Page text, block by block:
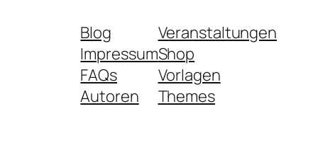
Blog
Impressum
FAQs
Autoren
Veranstaltungen
Shop
Vorlagen
Themes